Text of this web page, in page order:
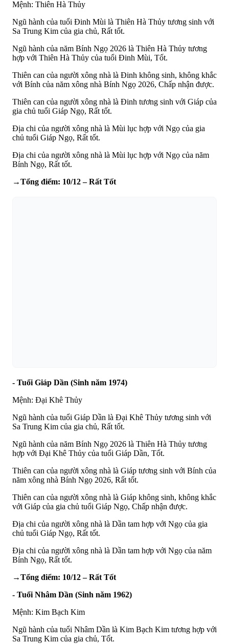
Mệnh: Thiên Hà Thủy
Ngũ hành của tuổi Đinh Mùi là Thiên Hà Thủy tương sinh với
Sa Trung Kim của gia chủ, Rất tốt.
Ngũ hành của năm Bính Ngọ 2026 là Thiên Hà Thủy tương
hợp với Thiên Hà Thủy của tuổi Đinh Mùi, Tốt.
Thiên can của người xông nhà là Đinh không sinh, không khắc
với Bính của năm xông nhà Bính Ngọ 2026, Chấp nhận được.
Thiên can của người xông nhà là Đinh tương sinh với Giáp của
gia chủ tuổi Giáp Ngọ, Rất tốt.
Địa chi của người xông nhà là Mùi lục hợp với Ngọ của gia
chủ tuổi Giáp Ngọ, Rất tốt.
Địa chi của người xông nhà là Mùi lục hợp với Ngọ của năm
Bính Ngọ, Rất tốt.
→Tổng điểm: 10/12 – Rất Tốt
- Tuổi Giáp Dần (Sinh năm 1974)
Mệnh: Đại Khê Thủy
Ngũ hành của tuổi Giáp Dần là Đại Khê Thủy tương sinh với
Sa Trung Kim của gia chủ, Rất tốt.
Ngũ hành của năm Bính Ngọ 2026 là Thiên Hà Thủy tương
hợp với Đại Khê Thủy của tuổi Giáp Dần, Tốt.
Thiên can của người xông nhà là Giáp tương sinh với Bính của
năm xông nhà Bính Ngọ 2026, Rất tốt.
Thiên can của người xông nhà là Giáp không sinh, không khắc
với Giáp của gia chủ tuổi Giáp Ngọ, Chấp nhận được.
Địa chi của người xông nhà là Dần tam hợp với Ngọ của gia
chủ tuổi Giáp Ngọ, Rất tốt.
Địa chi của người xông nhà là Dần tam hợp với Ngọ của năm
Bính Ngọ, Rất tốt.
→Tổng điểm: 10/12 – Rất Tốt
- Tuổi Nhâm Dần (Sinh năm 1962)
Mệnh: Kim Bạch Kim
Ngũ hành của tuổi Nhâm Dần là Kim Bạch Kim tương hợp với
Sa Trung Kim của gia chủ, Tốt.